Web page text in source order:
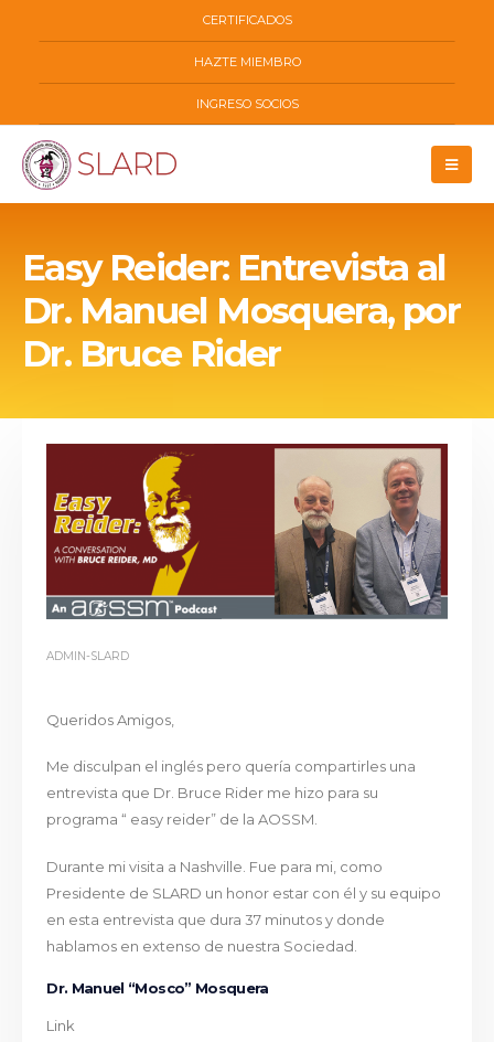
CERTIFICADOS
HAZTE MIEMBRO
INGRESO SOCIOS
Easy Reider: Entrevista al
Dr. Manuel Mosquera, por
Dr. Bruce Rider
ADMIN-SLARD
Queridos Amigos,
Me disculpan el inglés pero quería compartirles una
entrevista que Dr. Bruce Rider me hizo para su
programa “ easy reider” de la AOSSM.
Durante mi visita a Nashville. Fue para mi, como
Presidente de SLARD un honor estar con él y su equipo
en esta entrevista que dura 37 minutos y donde
hablamos en extenso de nuestra Sociedad.
Dr. Manuel “Mosco” Mosquera
Link